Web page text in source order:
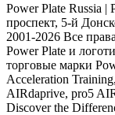
Power Plate Russia
проспект, 5-й
2001-2026 Все
Power Plate и
торговые марки
Acceleration
AIRdaprive, pro5
Discover the